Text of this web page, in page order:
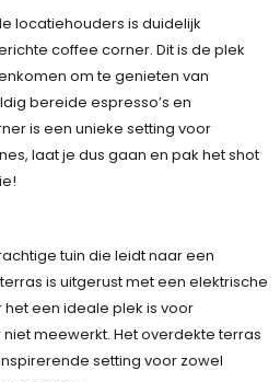
locatiehouders is duidelijk
coffee corner. Dit is de plek
om te genieten van
bereide espresso’s en
is een unieke setting voor
laat je dus gaan en pak het shot
tuin die leidt naar een
is uitgerust met een elektrische
een ideale plek is voor
meewerkt. Het overdekte terras
setting voor zowel